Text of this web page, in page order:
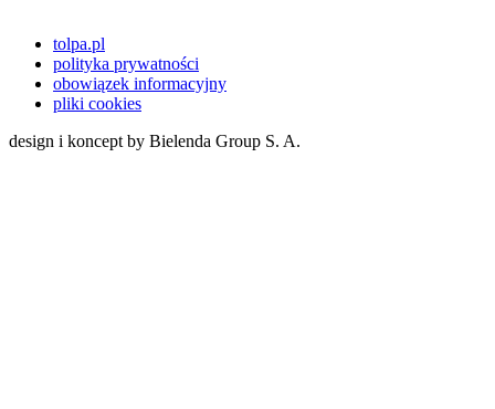
tolpa.pl
polityka prywatności
obowiązek informacyjny
pliki cookies
design i koncept by Bielenda Group S. A.